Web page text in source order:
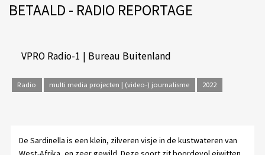
BETAALD - RADIO REPORTAGE
VPRO Radio-1 | Bureau Buitenland
Radio multi media projecten | (video-) journalisme 2022
De Sardinella is een klein, zilveren visje in de kustwateren van